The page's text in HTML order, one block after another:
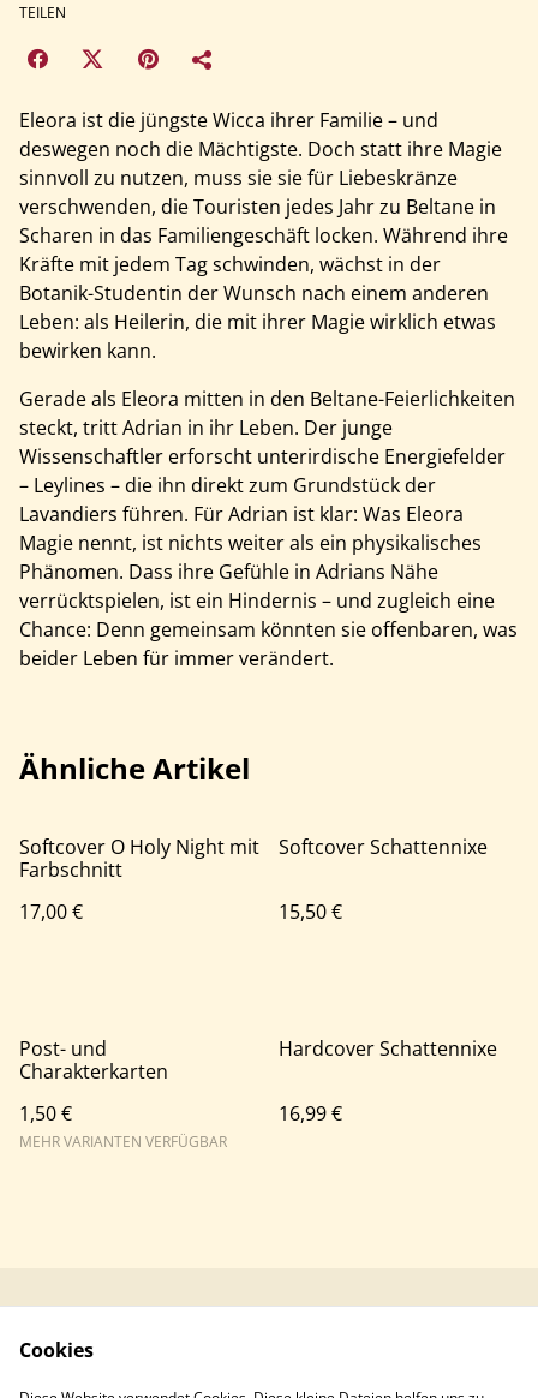
TEILEN
Eleora ist die jüngste Wicca ihrer Familie – und
deswegen noch die Mächtigste. Doch statt ihre Magie
sinnvoll zu nutzen, muss sie sie für Liebeskränze
verschwenden, die Touristen jedes Jahr zu Beltane in
Scharen in das Familiengeschäft locken. Während ihre
Kräfte mit jedem Tag schwinden, wächst in der
Botanik-Studentin der Wunsch nach einem anderen
Leben: als Heilerin, die mit ihrer Magie wirklich etwas
bewirken kann.
Gerade als Eleora mitten in den Beltane-Feierlichkeiten
steckt, tritt Adrian in ihr Leben. Der junge
Wissenschaftler erforscht unterirdische Energiefelder
– Leylines – die ihn direkt zum Grundstück der
Lavandiers führen. Für Adrian ist klar: Was Eleora
Magie nennt, ist nichts weiter als ein physikalisches
Phänomen. Dass ihre Gefühle in Adrians Nähe
verrücktspielen, ist ein Hindernis – und zugleich eine
Chance: Denn gemeinsam könnten sie offenbaren, was
beider Leben für immer verändert.
Ähnliche Artikel
Softcover O Holy Night mit
Farbschnitt
17,00 €
Softcover Schattennixe
15,50 €
Post- und
Charakterkarten
1,50 €
MEHR VARIANTEN VERFÜGBAR
Hardcover Schattennixe
16,99 €
Cookies